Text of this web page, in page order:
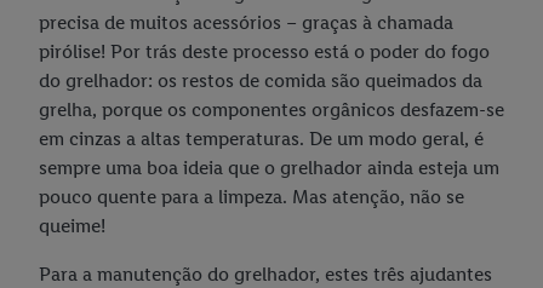
precisa de muitos acessórios – graças à chamada
pirólise! Por trás deste processo está o poder do fogo
do grelhador: os restos de comida são queimados da
grelha, porque os componentes orgânicos desfazem-se
em cinzas a altas temperaturas. De um modo geral, é
sempre uma boa ideia que o grelhador ainda esteja um
pouco quente para a limpeza. Mas atenção, não se
queime!
Para a manutenção do grelhador, estes três ajudantes